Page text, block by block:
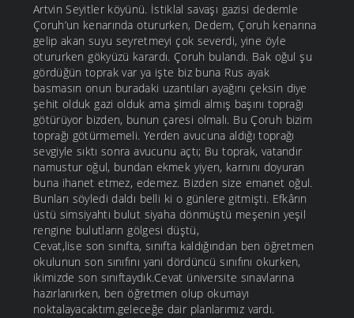
Artvin Seyitler köyünü. İstiklal savaşı gazisi dedemle
Çoruh’un kenarında otururken, Dedem, Çoruh kenarına
gelip akan suyu seyretmeyi çok severdi, yine öyle
otururken gökyüzü karardı. Çoruh bulandı. Bak oğul şu
gördüğün toprak var ya işte biz buna Rus ayak
basmasın onun buradaki uzantıları ayağını çeksin diye
şehit olduk gazi olduk ama şimdi almış başını toprağı
götürüyor bizden, bunun çaresi olmalı. Bu Çoruh bizim
toprağı götürmemeli. Yerden avucuna aldığı toprağı
sevgiyle sıktı sonra avucunu açtı; Bu toprak, vatandır
namustur oğul, bundan ekmek yiyen, karnını doyuran
buna ihanet etmez, edemez. Bizden size emanet oğul.
Bunları söyledi daldı belli ki o günlere gitmişti. Efkârın
üstü simsiyahtı bulut siyaha dönmüştü meşenin yeşil
rengine bulutların gölgesi düştü,
Cevat,lise son sınıfta, sınıfta kaldığından ben öğretmen
okulunun son sınıfını yani dördüncü sınıfını okurken,
ikimizde son sınıftaydık.Cevat üniversite sınavlarına
hazırlanırken, ben öğretmen olup okumayı
noktalayacaktım.geleceğe dair planlarımız vardı.